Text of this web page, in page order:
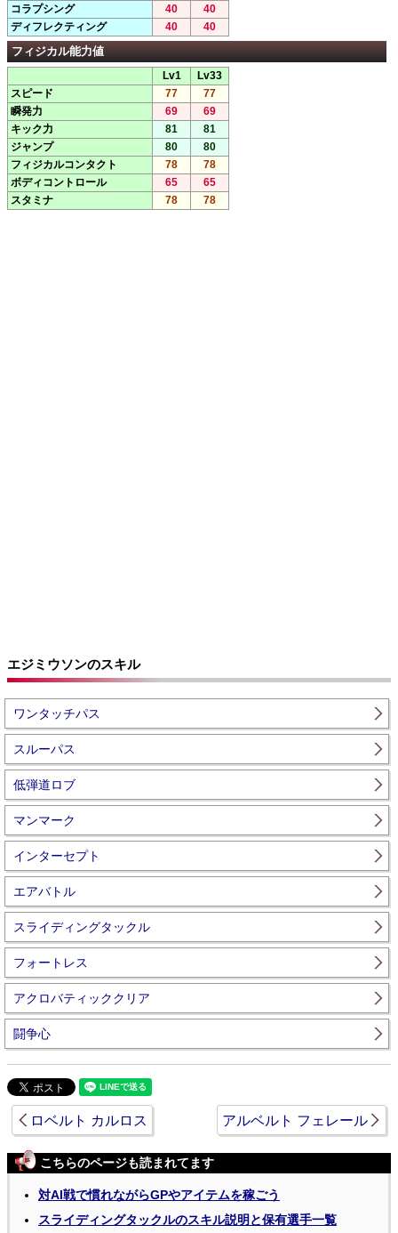
コラプシング 40
40
ディフレクティング
40 40
フィジカル能力値
Lv1
Lv33
スピード
77
77
瞬発力
69
69
キック力
81
81
ジャンプ
80
80
フィジカルコンタクト
78
78
ボディコントロール
65
65
スタミナ
78 78
エジミウソンのスキル
ワンタッチパス
スルーパス
低弾道ロブ
マンマーク
インターセプト
エアバトル
スライディングタックル
フォートレス
アクロバティッククリア
闘争心
ロベルト カルロス アルベルト フェレール
こちらのページも読まれてます
対AI戦で慣れながらGPやアイテムを稼ごう
スライディングタックルのスキル説明と保有選手一覧